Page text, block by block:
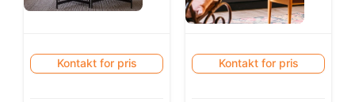
Kontakt for pris Kontakt for pris